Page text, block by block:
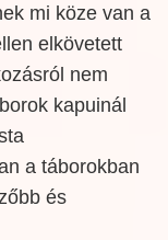
mi köze van a
elkövetett
nem
kapuinál
a táborokban
és